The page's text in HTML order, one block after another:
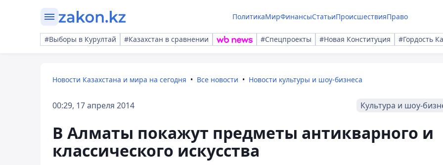
ПолитикаМирФинансыСтатьиПроисшествияПраво
#Выборы в Курултай #Казахстан в сравнении #Спецпроекты #Новая Конституция #Гордость
Новости Казахстана и мира на сегодня Все новости Новости культуры и шоу-бизнеса
00:29, 17 апреля 2014 Культура и шоу-
В Алматы покажут предметы антикварного и
классического искусства